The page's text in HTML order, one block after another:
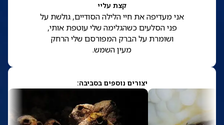
קצת עליי
אני מעדיפה את חיי הלילה הסודיים, גולשת על
פני הסלעים כשהגלימה שלי עוטפת אותי,
ושומרת על הברק המפורסם שלי הרחק
מעין השמש.
יצורים נוספים בסביבה: